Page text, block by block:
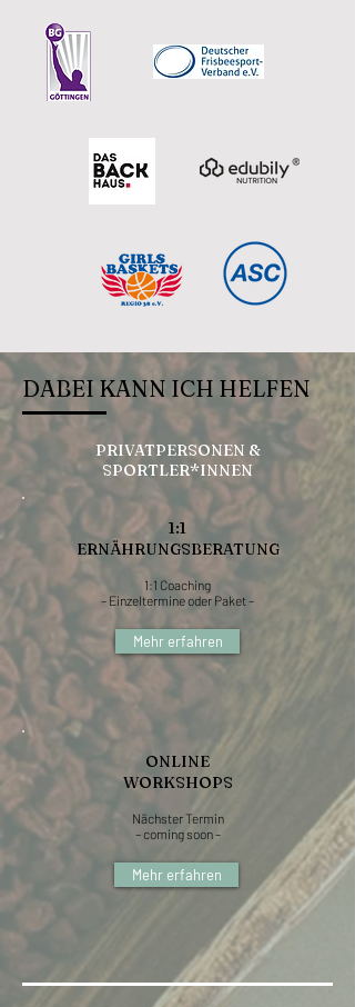
DABEI KANN ICH HELFEN
PRIVATPERSONEN &
SPORTLER*INNEN
1:1
ERNÄHRUNGSBERATUNG
1:1 Coaching
– Einzeltermineoder Paket –
Mehr erfahren
ONLINE
WORKSHOPS
Nächster Termin
– coming soon –
Mehr erfahren